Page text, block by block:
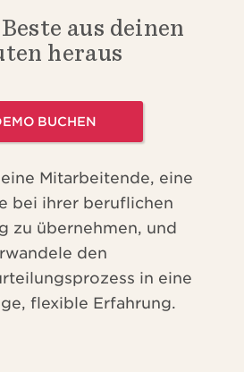
aus deinen
heraus
Mitarbeitende, eine
bei ihrer beruflichen
zu übernehmen, und
den
in eine
flexible Erfahrung.
BUCHEN